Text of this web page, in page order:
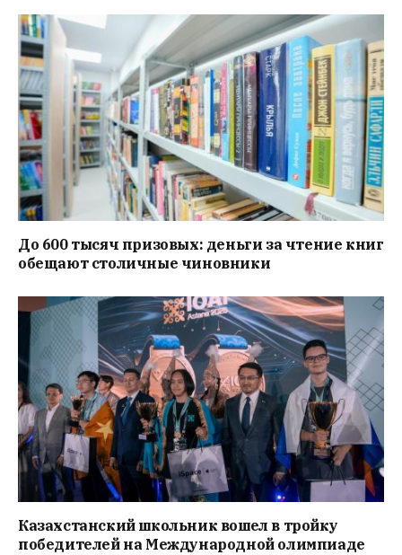
До 600 тысяч призовых: деньги за чтение книг
обещают столичные чиновники
Казахстанский школьник вошел в тройку
победителей на Международной олимпиаде